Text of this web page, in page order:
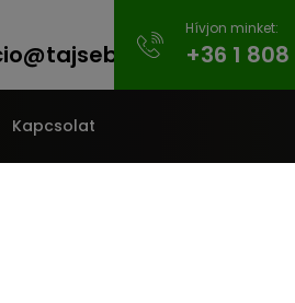
Hívjon minket:
+36 1
Kapcsolat